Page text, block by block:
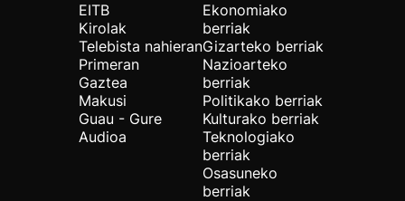
EITB
Kirolak
Telebista nahieran
Primeran
Gaztea
Makusi
Guau - Gure
Audioa
Ekonomiako
berriak
Gizarteko berriak
Nazioarteko
berriak
Politikako berriak
Kulturako berriak
Teknologiako
berriak
Osasuneko
berriak